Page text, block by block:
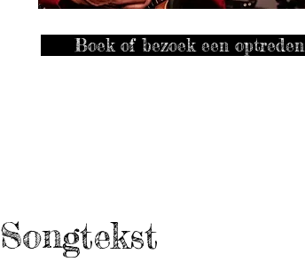
Boek of bezoek een optreden
Songtekst